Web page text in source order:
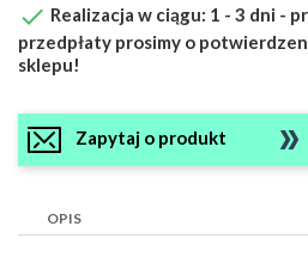
 Realizacja w ciągu: 1 - 3 dni -
przedpłaty prosimy o
sklepu!
Zapytaj o produkt
OPIS